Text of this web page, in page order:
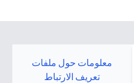
معلومات حول ملفات
تعريف الارتباط